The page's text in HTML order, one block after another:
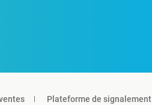
Plateforme de signalement